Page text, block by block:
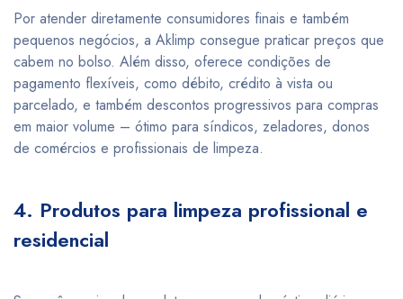
Por atender diretamente consumidores finais e também
pequenos negócios, a Aklimp consegue praticar preços que
cabem no bolso. Além disso, oferece condições de
pagamento flexíveis, como débito, crédito à vista ou
parcelado, e também descontos progressivos para compras
em maior volume – ótimo para síndicos, zeladores, donos
de comércios e profissionais de limpeza.
4. Produtos para limpeza profissional e
residencial